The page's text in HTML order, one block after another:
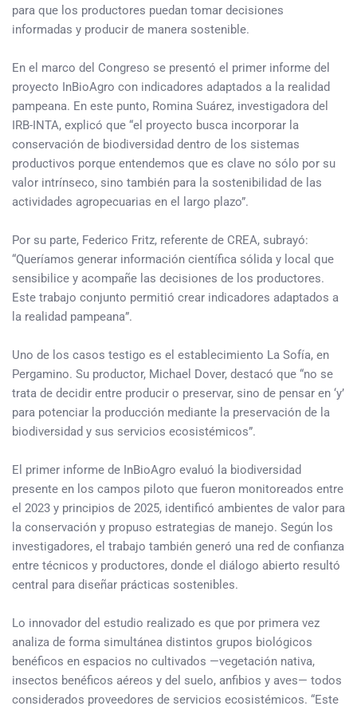
para que los productores puedan tomar decisiones
informadas y producir de manera sostenible.
En el marco del Congreso se presentó el primer informe del
proyecto InBioAgro con indicadores adaptados a la realidad
pampeana. En este punto, Romina Suárez, investigadora del
IRB-INTA, explicó que “el proyecto busca incorporar la
conservación de biodiversidad dentro de los sistemas
productivos porque entendemos que es clave no sólo por su
valor intrínseco, sino también para la sostenibilidad de las
actividades agropecuarias en el largo plazo”.
Por su parte, Federico Fritz, referente de CREA, subrayó:
“Queríamos generar información científica sólida y local que
sensibilice y acompañe las decisiones de los productores.
Este trabajo conjunto permitió crear indicadores adaptados a
la realidad pampeana”.
Uno de los casos testigo es el establecimiento La Sofía, en
Pergamino. Su productor, Michael Dover, destacó que “no se
trata de decidir entre producir o preservar, sino de pensar en ‘y’
para potenciar la producción mediante la preservación de la
biodiversidad y sus servicios ecosistémicos”.
El primer informe de InBioAgro evaluó la biodiversidad
presente en los campos piloto que fueron monitoreados entre
el 2023 y principios de 2025, identificó ambientes de valor para
la conservación y propuso estrategias de manejo. Según los
investigadores, el trabajo también generó una red de confianza
entre técnicos y productores, donde el diálogo abierto resultó
central para diseñar prácticas sostenibles.
Lo innovador del estudio realizado es que por primera vez
analiza de forma simultánea distintos grupos biológicos
benéficos en espacios no cultivados —vegetación nativa,
insectos benéficos aéreos y del suelo, anfibios y aves— todos
considerados proveedores de servicios ecosistémicos. “Este